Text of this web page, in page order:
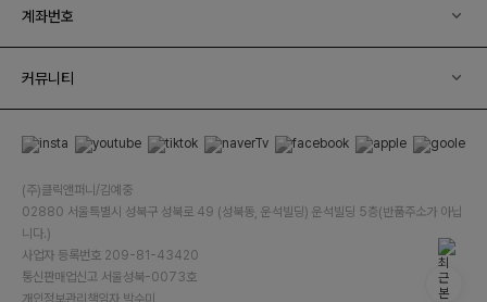
계좌번호
커뮤니티
(주)클릭앤퍼니/김예중
02880 서울특별시 성북구 성북로 49 (성북동, 운석빌딩) 운석빌딩 5층(반품주소가 아닙
니다.)
사업자 등록번호 209-81-43420
통신판매업신고 서울성북-0073호
개인정보관리책임자 박수미